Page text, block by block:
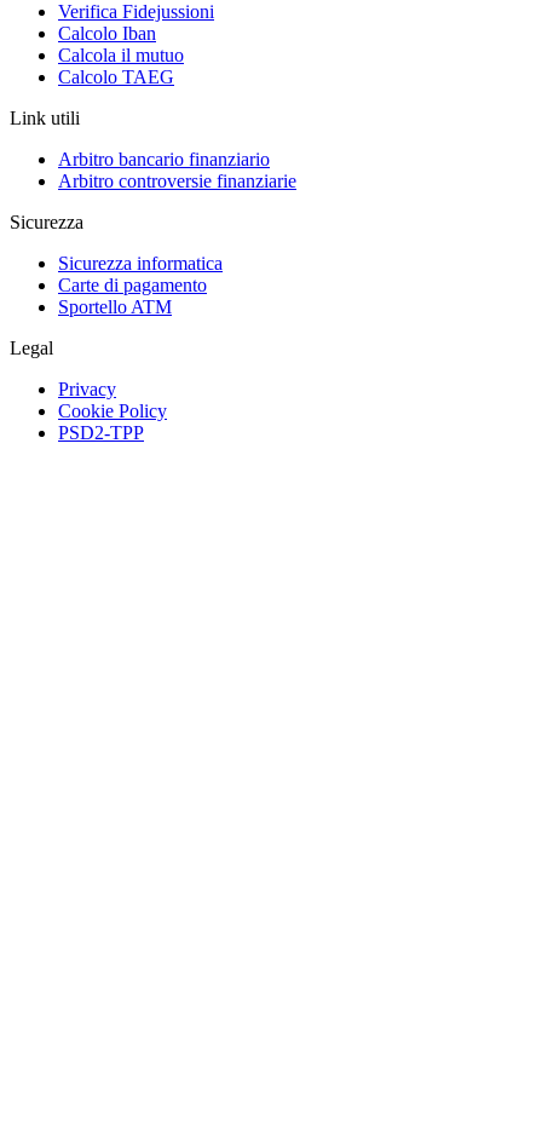
Verifica Fidejussioni
Calcolo Iban
Calcola il mutuo
Calcolo TAEG
Link utili
Arbitro bancario finanziario
Arbitro controversie finanziarie
Sicurezza
Sicurezza informatica
Carte di pagamento
Sportello ATM
Legal
Privacy
Cookie Policy
PSD2-TPP